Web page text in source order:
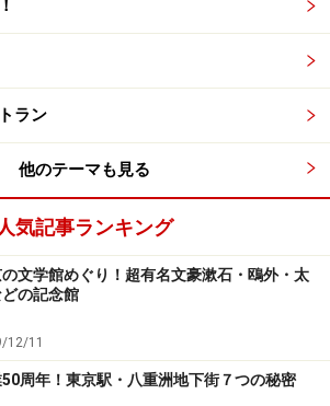
いう話が広まり、参詣者も増え、こ
社という名で呼ばれるようになった
なく、お詣りしているのは地元の人が
になりました。そのせいか、「宝くじ
という願い事がダントツに多い中、
当たりますように！」というこの街
書いた絵馬も。くじ運、ヒット祈
発百中の伝説を持つ神社を頼ってみ
。
ラン
他のテーマも見る
気記事ランキング
文学館めぐり！超有名文豪漱石・鴎外・太
の記念館
12/11
50周年！東京駅・八重洲地下街７つの秘密